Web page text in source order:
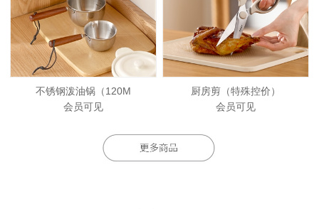
不锈钢泼油锅（120M
会员可见
厨房剪（特殊控价）
会员可见